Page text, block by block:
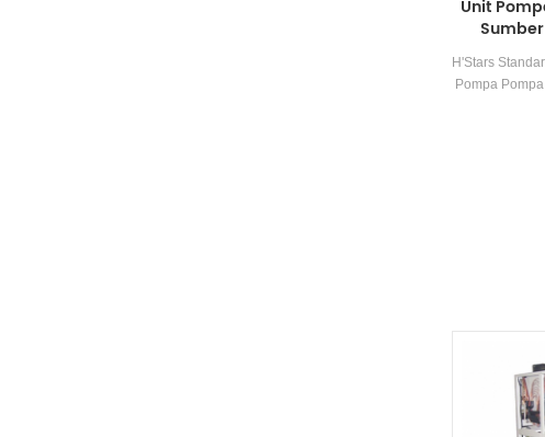
Unit
H'Stars
Pompa